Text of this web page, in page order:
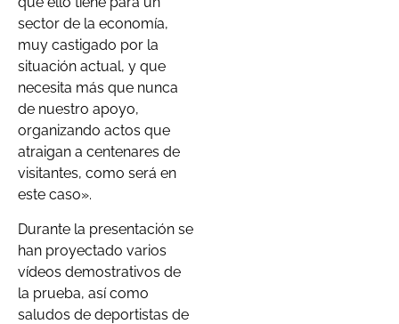
sector de la economía,
muy castigado por la
situación actual, y que
necesita más que nunca
de nuestro apoyo,
organizando actos que
atraigan a centenares de
visitantes, como será en
este caso».
Durante la presentación se
han proyectado varios
vídeos demostrativos de
la prueba, así como
saludos de deportistas de